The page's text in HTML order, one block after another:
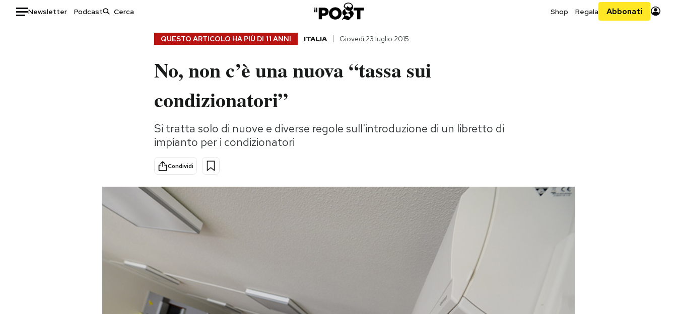
Newsletter Podcast Shop Regala Abbonati
Storie/Idee
Ok Boomer!
Altrecose
Mondiali calcio 2026
QUESTO ARTICOLO HA PIÙ DI 11 ANNI ITALIA Giovedì 23 luglio 2015
No, non c’è una nuova “tassa sui
condizionatori”
Si tratta solo di nuove e diverse regole sull'introduzione di un libretto di
impianto per i condizionatori
Condividi